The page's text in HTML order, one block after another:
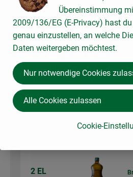
Du hast sicher:
1 Stk
(1 Zehe)
Auswahl ändern
2 EL
Übereinstimmung
2009/136/EG (E-Privacy) hast
genau einzustellen, an welche
Daten weitergeben möchtest.
Cookie-
Nur notwendige Cookies
Alle Cookies zulassen